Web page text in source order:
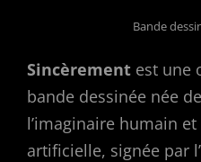
Bande
Sincèrement est une
bande dessinée née
l’imaginaire humain et
artificielle, signée par